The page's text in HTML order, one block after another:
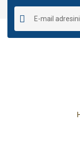
Ürün resmi
Ürün
Ürün
Ürün fiyatı